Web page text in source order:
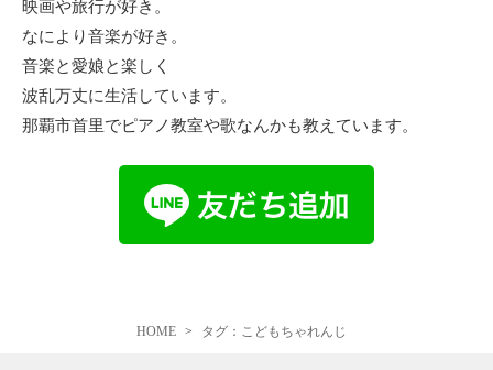
映画や旅行が好き。
なにより音楽が好き。
音楽と愛娘と楽しく
波乱万丈に生活しています。
那覇市首里でピアノ教室や歌なんかも教えています。
HOME タグ：こどもちゃれんじ